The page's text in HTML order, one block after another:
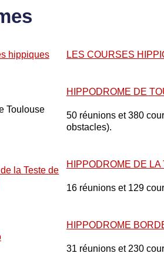
LES COURSES
HIPPODROME DE
50 réunions et 380
obstacles).
HIPPODROME DE LA
16 réunions et 129
HIPPODROME
31 réunions et 230